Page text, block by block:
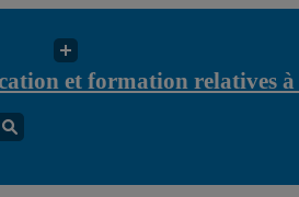
et formation relatives